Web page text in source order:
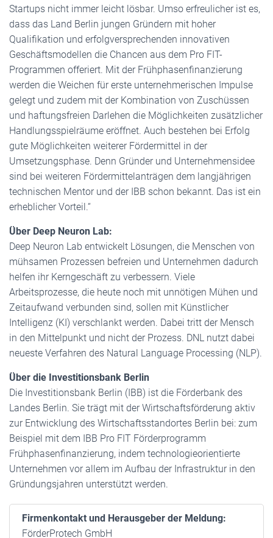
Startups nicht immer leicht lösbar. Umso erfreulicher ist es,
dass das Land Berlin jungen Gründern mit hoher
Qualifikation und erfolgversprechenden innovativen
Geschäftsmodellen die Chancen aus dem Pro FIT-
Programmen offeriert. Mit der Frühphasenfinanzierung
werden die Weichen für erste unternehmerischen Impulse
gelegt und zudem mit der Kombination von Zuschüssen
und haftungsfreien Darlehen die Möglichkeiten zusätzlicher
Handlungsspielräume eröffnet. Auch bestehen bei Erfolg
gute Möglichkeiten weiterer Fördermittel in der
Umsetzungsphase. Denn Gründer und Unternehmensidee
sind bei weiteren Fördermittelanträgen dem langjährigen
technischen Mentor und der IBB schon bekannt. Das ist ein
erheblicher Vorteil.“
Über Deep Neuron Lab:
Deep Neuron Lab entwickelt Lösungen, die Menschen von
mühsamen Prozessen befreien und Unternehmen dadurch
helfen ihr Kerngeschäft zu verbessern. Viele
Arbeitsprozesse, die heute noch mit unnötigen Mühen und
Zeitaufwand verbunden sind, sollen mit Künstlicher
Intelligenz (KI) verschlankt werden. Dabei tritt der Mensch
in den Mittelpunkt und nicht der Prozess. DNL nutzt dabei
neueste Verfahren des Natural Language Processing (NLP).
Über die Investitionsbank Berlin
Die Investitionsbank Berlin (IBB) ist die Förderbank des
Landes Berlin. Sie trägt mit der Wirtschaftsförderung aktiv
zur Entwicklung des Wirtschaftsstandortes Berlin bei: zum
Beispiel mit dem IBB Pro FIT Förderprogramm
Frühphasenfinanzierung, indem technologieorientierte
Unternehmen vor allem im Aufbau der Infrastruktur in den
Gründungsjahren unterstützt werden.
Firmenkontakt und Herausgeber der Meldung:
FörderProtech GmbH